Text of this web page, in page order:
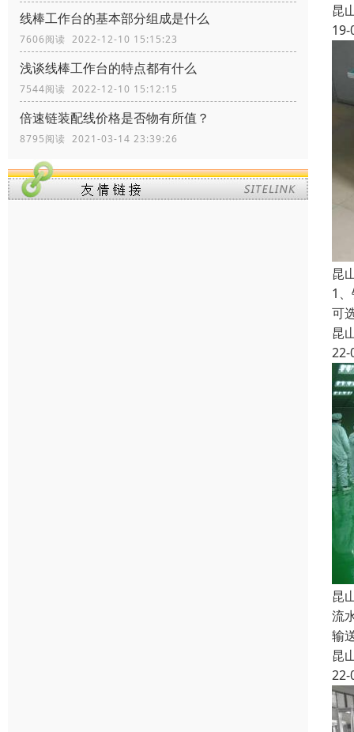
线棒工作台的基本部分组成是什么
7606阅读 2022-12-10 15:15:23
浅谈线棒工作台的特点都有什么
7544阅读 2022-12-10 15:12:15
倍速链装配线价格是否物有所值？
8795阅读 2021-03-14 23:39:26
昆
19-
昆
1
可
昆
22-
昆
流
输
昆
22-